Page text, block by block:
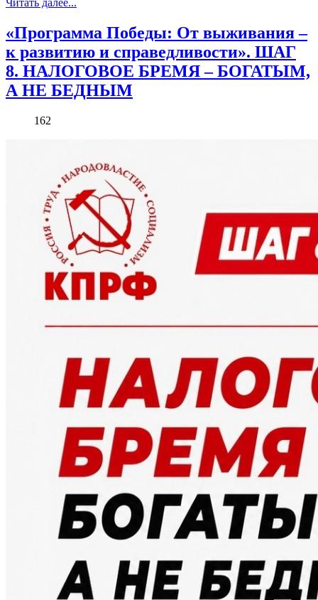
Читать далее...
«Программа Победы: От выживания –
к развитию и справедливости». ШАГ
8. НАЛОГОВОЕ БРЕМЯ – БОГАТЫМ,
А НЕ БЕДНЫМ
162